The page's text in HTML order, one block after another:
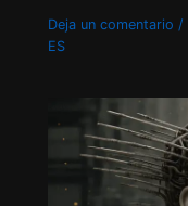
Deja un comentario /
ES